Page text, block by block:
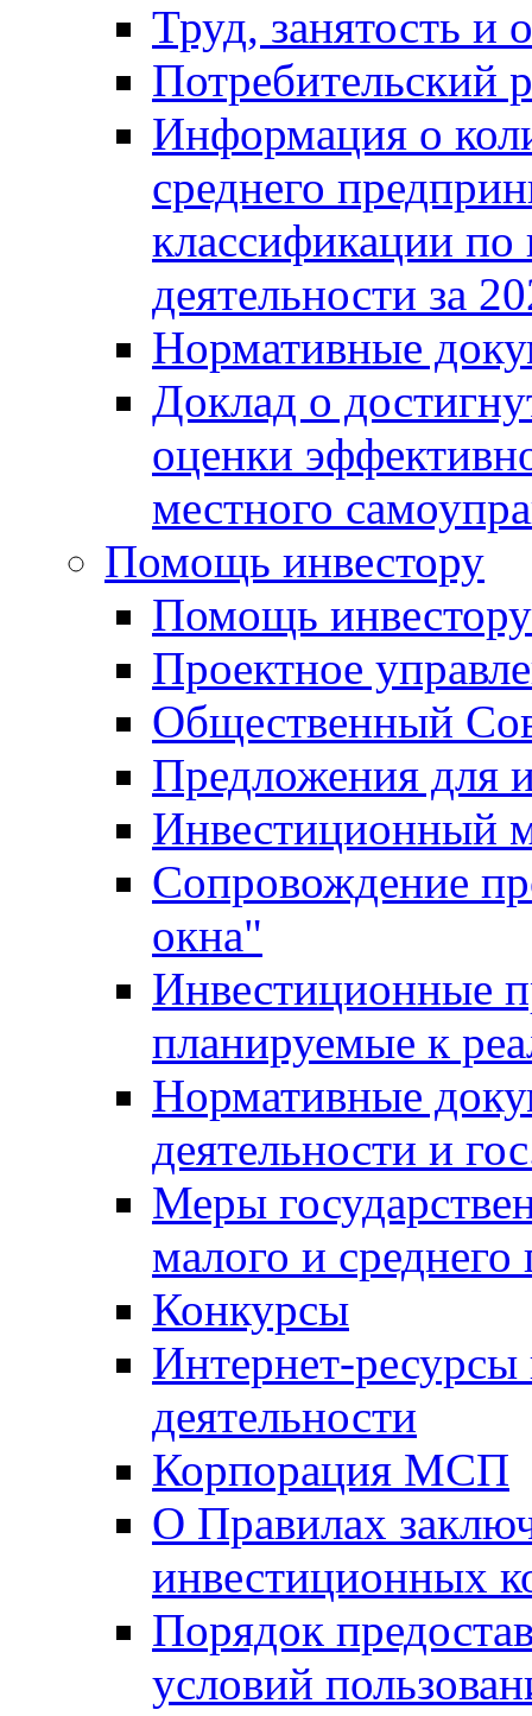
Труд, занятость и
Потребительский
Информация о
среднего
классификации
деятельности за
Нормативные
Доклад о
оценки
местного
Помощь инвестору
Помощь инвестору
Проектное
Общественный
Предложения для
Инвестиционный
Сопровождение
окна"
Инвестиционные
планируемые к
Нормативные
деятельности и
Меры
малого и среднего
Конкурсы
Интернет-
деятельности
Корпорация МСП
О Правилах
инвестиционных
Порядок
условий